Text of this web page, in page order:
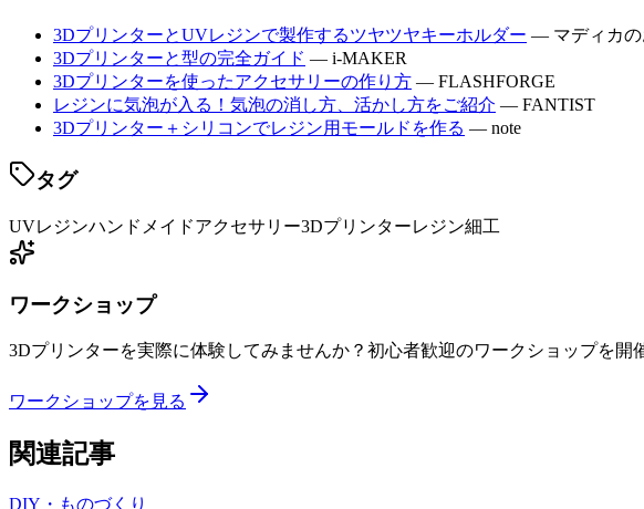
3DプリンターとUVレジンで製作するツヤツヤキーホルダー — マディカの
3Dプリンターと型の完全ガイド — i-MAKER
3Dプリンターを使ったアクセサリーの作り方 — FLASHFORGE
レジンに気泡が入る！気泡の消し方、活かし方をご紹介 — FANTIST
3Dプリンター＋シリコンでレジン用モールドを作る — note
タグ
UVレジンハンドメイドアクセサリー3Dプリンターレジン細工
ワークショップ
3Dプリンターを実際に体験してみませんか？初心者歓迎のワークショップを開
ワークショップを見る
関連記事
DIY・ものづくり